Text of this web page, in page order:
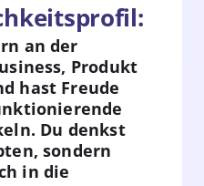
an der
Produkt
hast Freude
Du denkst
sondern
in die